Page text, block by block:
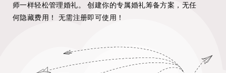
师一样轻松管理婚礼。
创建你的专属婚礼筹备方案，无任
何隐藏费用！
无需注册即可使用！